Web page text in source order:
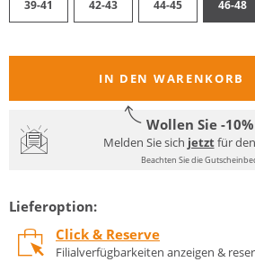
39-41 42-43 44-45 46-48
IN DEN WARENKORB
Wollen Sie -
Melden Sie sich jetztfür
Beachten Sie die
Lieferoption:
Click & Reserve
Filialverfügbarkeiten anzeigen &